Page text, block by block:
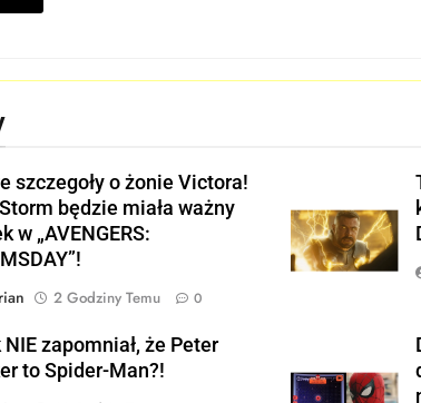
szczegoły o żonie Victora!
będzie miała ważny
w „AVENGERS:
2 Godziny Temu 0
NIE zapomniał, że Peter
to Spider-Man?!
nadchodzi!
KTO stoi za
formą Hugh